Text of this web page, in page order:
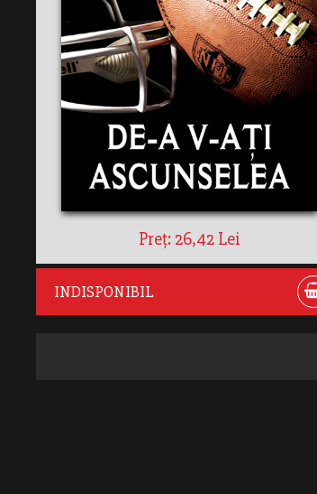
Preț: 26,42 Lei
INDISPONIBIL